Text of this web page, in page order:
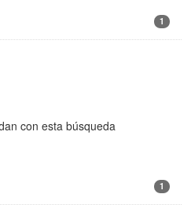
1
con esta búsqueda
1